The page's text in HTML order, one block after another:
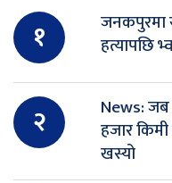
१
जनकपुरमा
हत्यापछि
२
News: जब
हजार
खस्यो